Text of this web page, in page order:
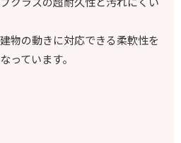
物の動きに対応できる柔軟性を
っています。